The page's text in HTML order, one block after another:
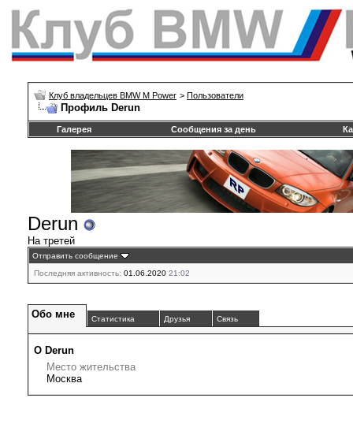
Клуб владельцев BMW M Power > Пользователи
Профиль Derun
Галерея Сообщения за день
Derun
На третей
Отправить сообщение
Последняя активность: 01.06.2020 21:02
Обо мне Статистика Друзья Связь
О Derun
Место жительства
Москва